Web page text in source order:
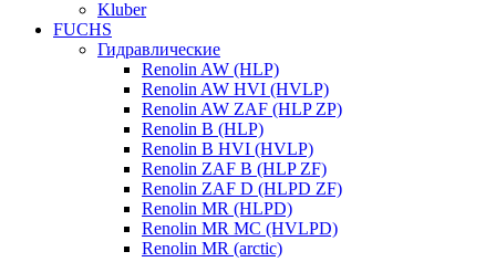
Kluber
FUCHS
Гидравлические
Renolin AW (HLP)
Renolin AW HVI (HVLP)
Renolin AW ZAF (HLP ZP)
Renolin B (HLP)
Renolin B HVI (HVLP)
Renolin ZAF B (HLP ZF)
Renolin ZAF D (HLPD ZF)
Renolin MR (HLPD)
Renolin MR MC (HVLPD)
Renolin MR (arctic)